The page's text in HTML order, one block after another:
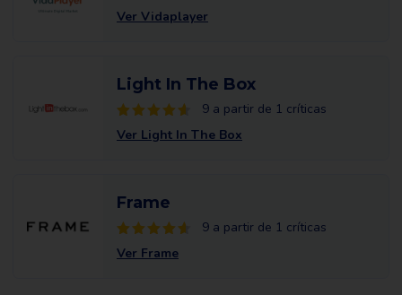
Ver Vidaplayer
Light In The Box
9 a partir de 1 críticas
Ver Light In The Box
Frame
9 a partir de 1 críticas
Ver Frame